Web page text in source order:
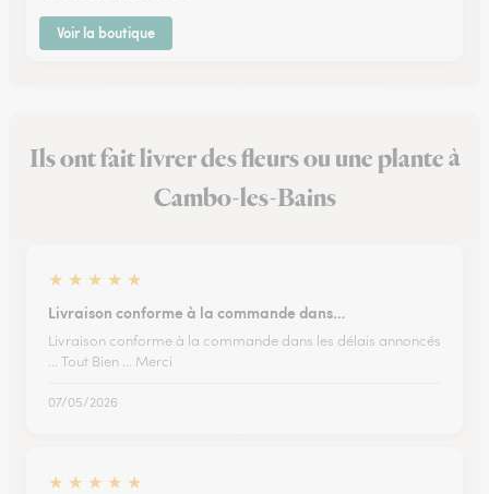
Voir la boutique
Ils ont fait livrer des fleurs ou une plante à
Cambo-les-Bains
★ ★ ★ ★ ★
Livraison conforme à la commande dans…
Livraison conforme à la commande dans les délais annoncés
... Tout Bien ... Merci
07/05/2026
★ ★ ★ ★ ★